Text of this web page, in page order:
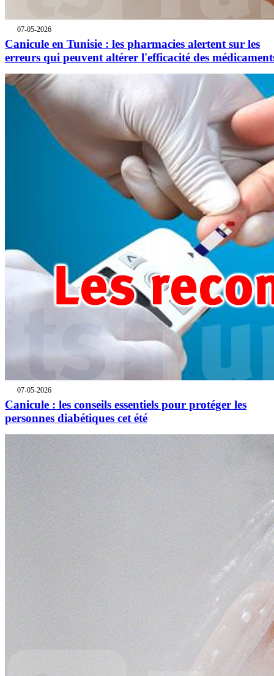
07-05-2026
Canicule en Tunisie : les pharmacies alertent sur les
erreurs qui peuvent altérer l'efficacité des
07-05-2026
Canicule : les conseils essentiels pour protéger les
personnes diabétiques cet été